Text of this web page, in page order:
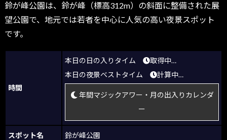
鈴が峰公園は、鈴が峰（標高312m）の斜面に整備された展
望公園で、地元では若者を中心に人気の高い夜景スポット
です。
時間
本日の日の入りタイム
取得中…
本日の夜景ベストタイム
計算中…
年間マジックアワー・月の出入りカレンダ
ー
スポット名 鈴が峰公園